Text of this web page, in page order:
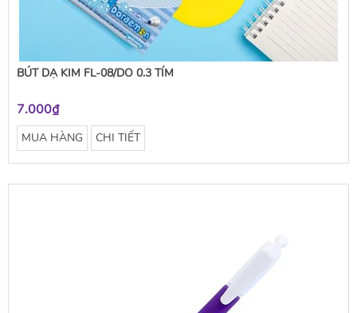
BÚT DẠ KIM FL-08/DO 0.3 TÍM
7.000₫
MUA HÀNG CHI TIẾT